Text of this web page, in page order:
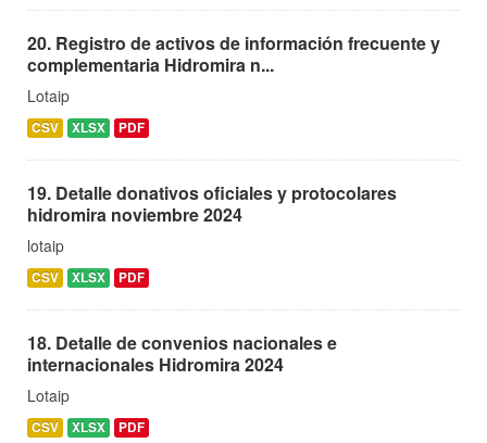
20. Registro de activos de información frecuente y
complementaria Hidromira n...
Lotaip
CSV XLSX PDF
19. Detalle donativos oficiales y protocolares
hidromira noviembre 2024
lotaip
CSV XLSX PDF
18. Detalle de convenios nacionales e
internacionales Hidromira 2024
Lotaip
CSV XLSX PDF